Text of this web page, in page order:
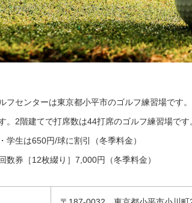
フセンターは東京都小平市のゴルフ練習場です
。2階建てで打席数は44打席のゴルフ練習場です
学生は650円/球に割引（冬季料金）
数券［12枚綴り］7,000円（冬季料金）